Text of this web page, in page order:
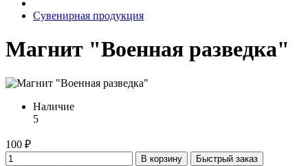
Сувенирная продукция
Магнит "Военная разведка"
Наличие
5
100 ₽
В корзину
Быстрый заказ